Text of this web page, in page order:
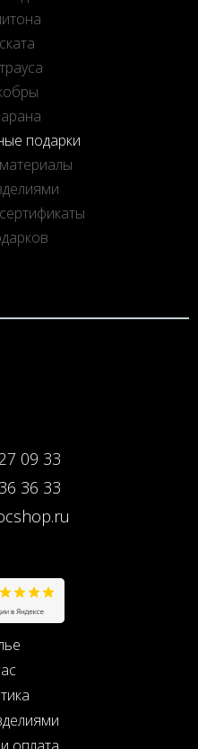
подарки
09 33
36 33